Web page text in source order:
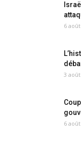
6
3
6